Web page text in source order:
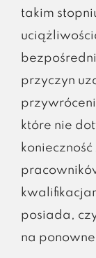
takim
przyczyn
które nie
posiada,
na